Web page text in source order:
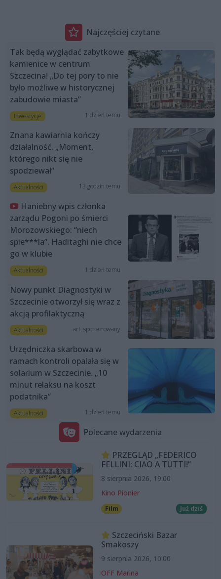
Najczęściej czytane
Tak będą wyglądać zabytkowe
kamienice w centrum
Szczecina! „Do tej pory to nie
było możliwe w historycznej
zabudowie miasta”
Inwestycje 1 dzień temu
Znana kawiarnia kończy
działalność. „Moment,
którego nikt się nie
spodziewał”
Aktualności 13 godzin temu
Haniebny wpis członka
zarządu Pogoni po śmierci
Morozowskiego: “niech
spie***la”. Haditaghi nie chce
go w klubie
Aktualności 1 dzień temu
Nowy punkt Diagnostyki w
Szczecinie otworzył się wraz z
akcją profilaktyczną
Aktualności art. sponsorowany
Urzędniczka skarbowa w
ramach kontroli opalała się w
solarium w Szczecinie. „10
minut relaksu na koszt
podatnika”
Aktualności 1 dzień temu
Polecane wydarzenia
PRZEGLĄD „FEDERICO
FELLINI: CIAO A TUTTI!”
8 sierpnia 2026, 19:00
Kino Pionier
Film Już dziś
Szczeciński Bazar
Smakoszy
9 sierpnia 2026, 10:00
OFF Marina